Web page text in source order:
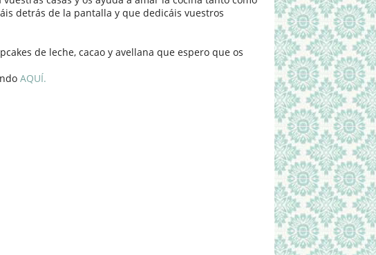
detrás de la pantalla y que dedicáis vuestros
de leche, cacao y avellana que espero que os
AQUÍ.